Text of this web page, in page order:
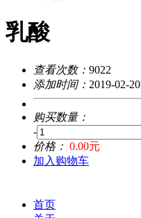
乳酸
查看次数： 9022
添加时间： 2019-02-20
购买数量：
-
价格： 0.00元
加入购物车
首页